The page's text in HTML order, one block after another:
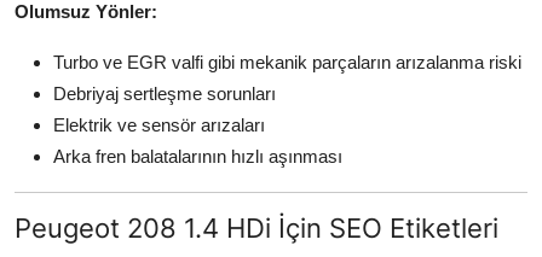
Olumsuz Yönler:
Turbo ve EGR valfi gibi mekanik parçaların arızalanma riski
Debriyaj sertleşme sorunları
Elektrik ve sensör arızaları
Arka fren balatalarının hızlı aşınması
Peugeot 208 1.4 HDi İçin SEO Etiketleri